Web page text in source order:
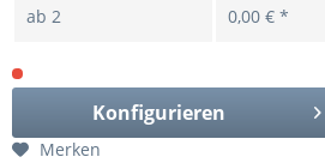
ab 2 0,00 € *
Konfigurieren
Merken